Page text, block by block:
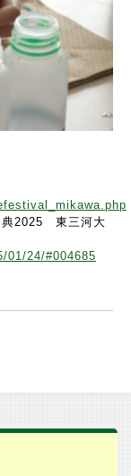
典2025 東三河大
01/24/#004685